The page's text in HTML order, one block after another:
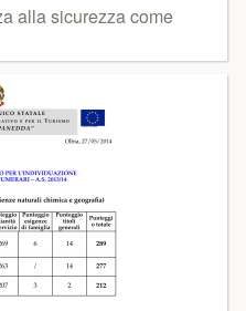
alla sicurezza come